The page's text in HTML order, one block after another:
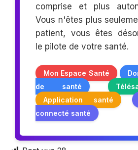
comprise et plus
Vous n'êtes plus
patient, vous êtes
le pilote de votre santé.
Mon Espace Santé
de santé
Application santé
connecté santé